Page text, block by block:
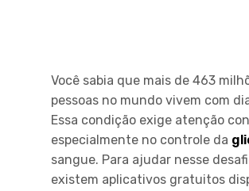
Você sabia que mais de 463
pessoas no mundo vivem com
Essa condição exige atenção
especialmente no controle da
sangue. Para ajudar nesse
existem aplicativos gratuitos